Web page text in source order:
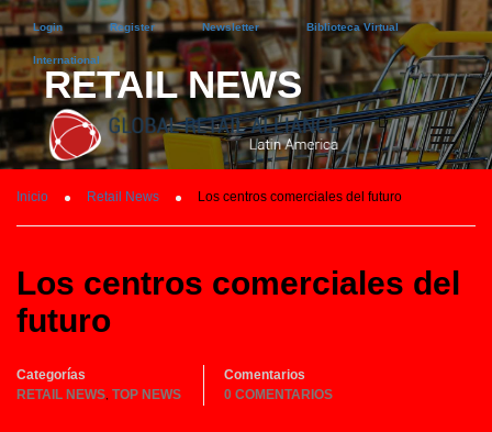
Login Register Newsletter Biblioteca Virtual
International
RETAIL NEWS
Inicio Retail News Los centros comerciales del futuro
Los centros comerciales del
futuro
Categorías
RETAIL NEWS TOP NEWS
Comentarios
0 COMENTARIOS